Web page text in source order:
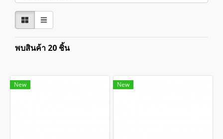
พบสินค้า 20 ชิ้น
New New